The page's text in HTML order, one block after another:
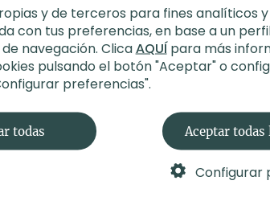
-Duración:20-
Multinivel
-Intensidad:2
parto ha sido
cesárea. No
y de terceros para fines analíticos
con tus preferencias, en base a un
navegación. ClicaAQUÍpara más
pulsando el botón "Aceptar" o
preferencias".
todas Aceptar todas
Configurar